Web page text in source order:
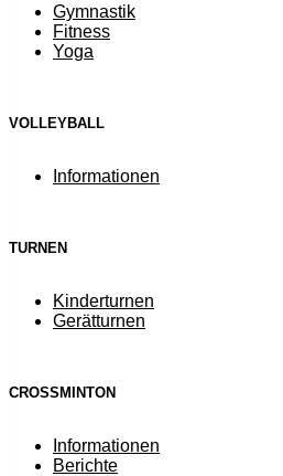
Gymnastik
Fitness
Yoga
VOLLEYBALL
Informationen
TURNEN
Kinderturnen
Gerätturnen
CROSSMINTON
Informationen
Berichte